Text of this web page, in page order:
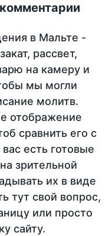
в Мальте -
рассвет,
на камеру и
мы могли
молитв.
отображение
сравнить его с
есть готовые
зрительной
их в виде
тут свой вопрос,
или просто
сайту.